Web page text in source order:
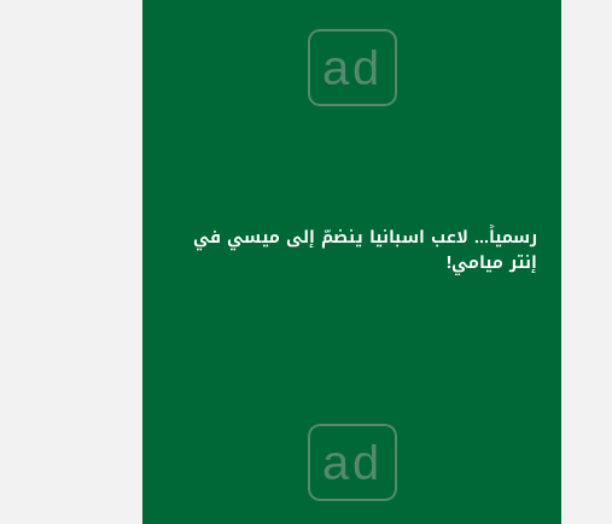
ad
رسمياً... لاعب اسبانيا ينضمّ إلى ميسي في
إنتر ميامي!
ad